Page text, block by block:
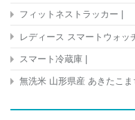
フィットネストラッカー |
レディース スマートウォッ
スマート冷蔵庫 |
無洗米 山形県産 あきたこま